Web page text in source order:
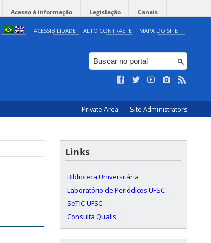
Acesso à informação Legislação Canais
ACESSIBILIDADE ALTO CONTRASTE MAPA DO SITE
Private Area Site Administrators
Links
Biblioteca Universitária
Laboratório de Periódicos UFSC
SeTIC-UFSC
Consulta Qualis